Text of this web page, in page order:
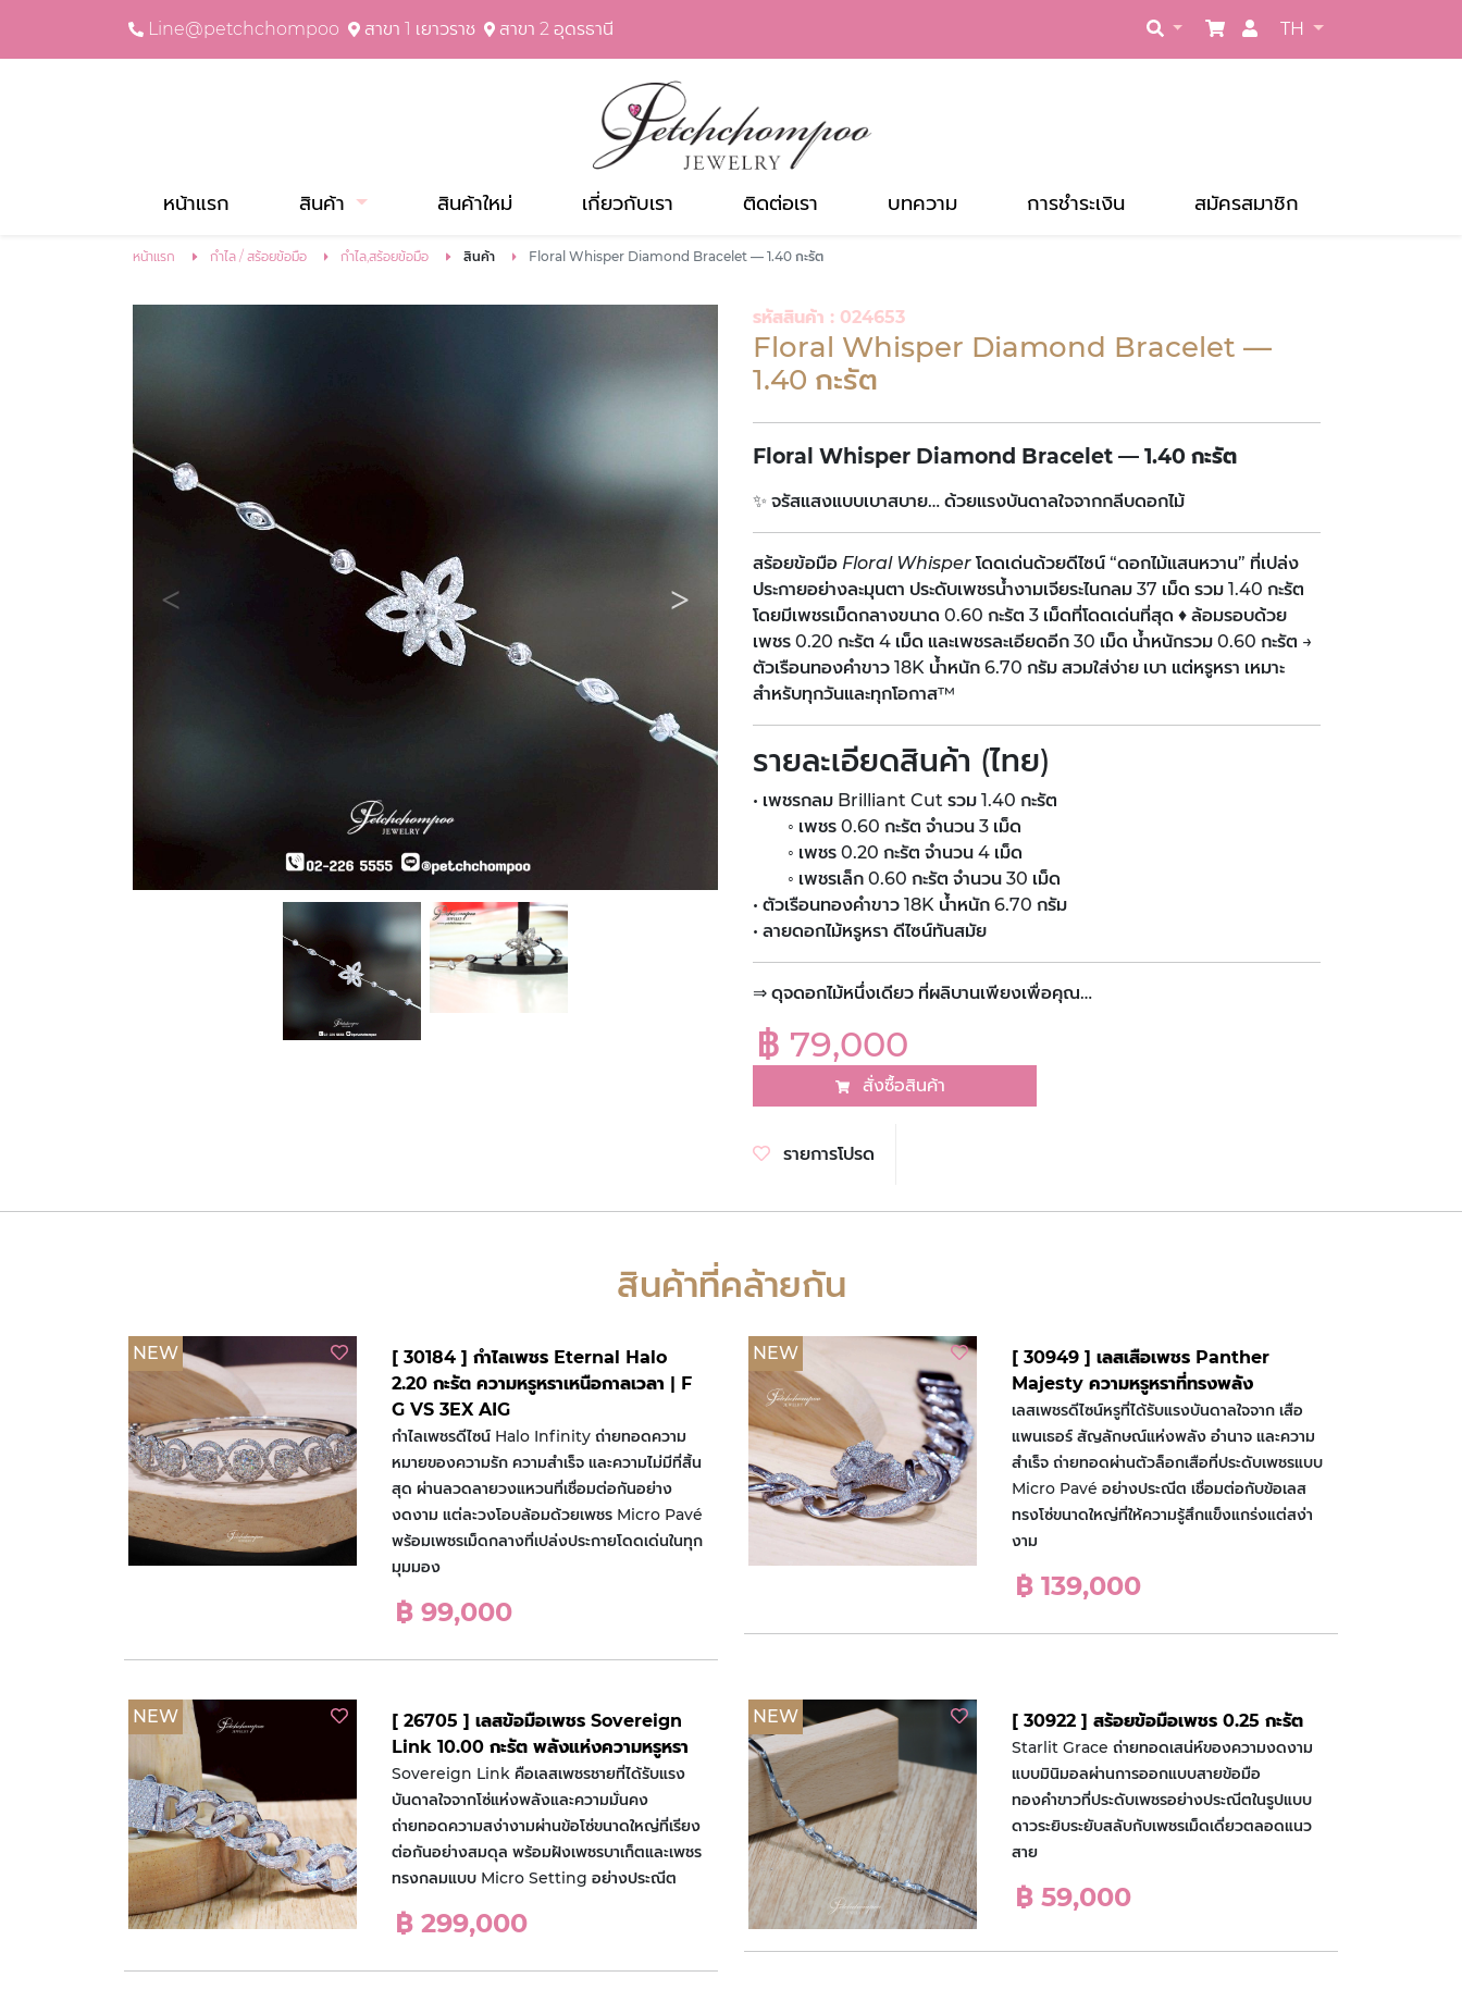
Line@petchchompoo สาขา 1 เยาวราช สาขา 2 อุดรธานี TH
หน้าแรก สินค้า สินค้าใหม่ เกี่ยวกับเรา ติดต่อเรา บทความ การชำระเงิน สมัครสมาชิก
หน้าแรก กำไล / สร้อยข้อมือ กำไล,สร้อยข้อมือ สินค้า Floral Whisper Diamond Bracelet — 1.40 กะรัต
รหัสสินค้า : 024653
Floral Whisper Diamond Bracelet —
1.40 กะรัต
Floral Whisper Diamond Bracelet — 1.40 กะรัต
✨ จรัสแสงแบบเบาสบาย… ด้วยแรงบันดาลใจจากกลีบดอกไม้
สร้อยข้อมือ Floral Whisper โดดเด่นด้วยดีไซน์ “ดอกไม้แสนหวาน” ที่เปล่ง
ประกายอย่างละมุนตา ประดับเพชรน้ำงามเจียระไนกลม 37 เม็ด รวม 1.40 กะรัต
โดยมีเพชรเม็ดกลางขนาด 0.60 กะรัต 3 เม็ดที่โดดเด่นที่สุด ♦ ล้อมรอบด้วย
เพชร 0.20 กะรัต 4 เม็ด และเพชรละเอียดอีก 30 เม็ด น้ำหนักรวม 0.60 กะรัต →
ตัวเรือนทองคำขาว 18K น้ำหนัก 6.70 กรัม สวมใส่ง่าย เบา แต่หรูหรา เหมาะ
สำหรับทุกวันและทุกโอกาส™
รายละเอียดสินค้า (ไทย)
• เพชรกลม Brilliant Cut รวม 1.40 กะรัต
◦ เพชร 0.60 กะรัต จำนวน 3 เม็ด
◦ เพชร 0.20 กะรัต จำนวน 4 เม็ด
◦ เพชรเล็ก 0.60 กะรัต จำนวน 30 เม็ด
• ตัวเรือนทองคำขาว 18K น้ำหนัก 6.70 กรัม
• ลายดอกไม้หรูหรา ดีไซน์ทันสมัย
⇒ ดุจดอกไม้หนึ่งเดียว ที่ผลิบานเพียงเพื่อคุณ…
฿ 79,000
สั่งซื้อสินค้า
รายการโปรด
สินค้าที่คล้ายกัน
NEW
[ 30184 ] กำไลเพชร Eternal Halo
2.20 กะรัต ความหรูหราเหนือกาลเวลา | F
G VS 3EX AIG
กำไลเพชรดีไซน์ Halo Infinity ถ่ายทอดความ
หมายของความรัก ความสำเร็จ และความไม่มีที่สิ้น
สุด ผ่านลวดลายวงแหวนที่เชื่อมต่อกันอย่าง
งดงาม แต่ละวงโอบล้อมด้วยเพชร Micro Pavé
พร้อมเพชรเม็ดกลางที่เปล่งประกายโดดเด่นในทุก
มุมมอง
฿ 99,000
NEW
[ 30949 ] เลสเสือเพชร Panther
Majesty ความหรูหราที่ทรงพลัง
เลสเพชรดีไซน์หรูที่ได้รับแรงบันดาลใจจาก เสือ
แพนเธอร์ สัญลักษณ์แห่งพลัง อำนาจ และความ
สำเร็จ ถ่ายทอดผ่านตัวล็อกเสือที่ประดับเพชรแบบ
Micro Pavé อย่างประณีต เชื่อมต่อกับข้อเลส
ทรงโซ่ขนาดใหญ่ที่ให้ความรู้สึกแข็งแกร่งแต่สง่า
งาม
฿ 139,000
NEW
[ 26705 ] เลสข้อมือเพชร Sovereign
Link 10.00 กะรัต พลังแห่งความหรูหรา
Sovereign Link คือเลสเพชรชายที่ได้รับแรง
บันดาลใจจากโซ่แห่งพลังและความมั่นคง
ถ่ายทอดความสง่างามผ่านข้อโซ่ขนาดใหญ่ที่เรียง
ต่อกันอย่างสมดุล พร้อมฝังเพชรบาเก็ตและเพชร
ทรงกลมแบบ Micro Setting อย่างประณีต
฿ 299,000
NEW [ 30922 ] สร้อยข้อมือเพชร 0.25 กะรัต
Starlit Grace ถ่ายทอดเสน่ห์ของความงดงาม
แบบมินิมอลผ่านการออกแบบสายข้อมือ
ทองคำขาวที่ประดับเพชรอย่างประณีตในรูปแบบ
ดาวระยิบระยับสลับกับเพชรเม็ดเดี่ยวตลอดแนว
สาย
฿ 59,000